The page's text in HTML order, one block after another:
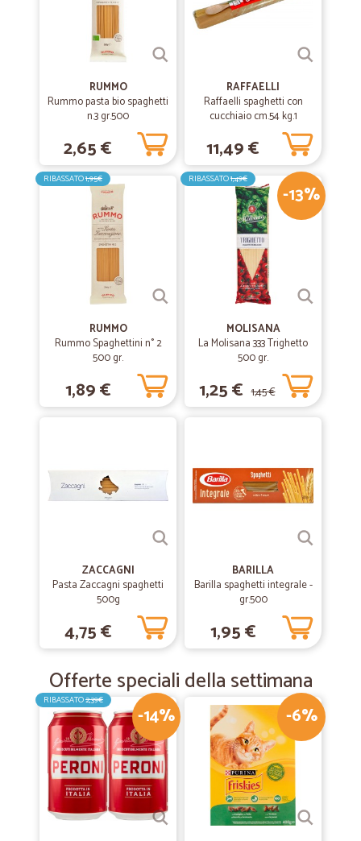
Ottima azienda
Ottima azienda, seria e veloce. Se devo fare un appunto non mi piace
che si debba pagare a parte le spese di spedizione così come la
gabella qualora si scelga di pagare con carta di credito. comunque
per alcuni prodotti, per esempio liquori è veramente eccezionale
RUMMO
Rummo pasta bio spaghetti
n.3 gr.500
2,65 €
RAFFAELLI
Raffaelli spaghetti con
cucchiaio cm.54 kg.1
11,49 €
RIBASSATO1,95€
RUMMO
Rummo Spaghettini n° 2
500 gr.
1,89 €
-13%
RIBASSATO1,49€
MOLISANA
La Molisana 333 Trighetto
500 gr.
1,25 € 1,45 €
ZACCAGNI
Pasta Zaccagni spaghetti
500g
4,75 €
BARILLA
Barilla spaghetti integrale -
gr.500
1,95 €
Offerte speciali della settimana
-14%
RIBASSATO2,39€
-6%